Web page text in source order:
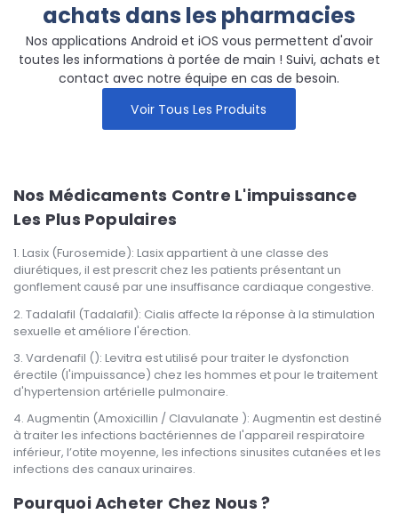
achats dans les pharmacies
Nos applications Android et iOS vous permettent d'avoir
toutes les informations à portée de main ! Suivi, achats et
contact avec notre équipe en cas de besoin.
Voir Tous Les Produits
Nos Médicaments Contre L'impuissance
Les Plus Populaires
Lasix (Furosemide): Lasix appartient à une classe des
diurétiques, il est prescrit chez les patients présentant un
gonflement causé par une insuffisance cardiaque congestive.
Tadalafil (Tadalafil): Cialis affecte la réponse à la stimulation
sexuelle et améliore l'érection.
Vardenafil (): Levitra est utilisé pour traiter le dysfonction
érectile (l'impuissance) chez les hommes et pour le traitement
d'hypertension artérielle pulmonaire.
Augmentin (Amoxicillin / Clavulanate ): Augmentin est destiné
à traiter les infections bactériennes de l'appareil respiratoire
inférieur, l’otite moyenne, les infections sinusites cutanées et les
infections des canaux urinaires.
Pourquoi Acheter Chez Nous ?